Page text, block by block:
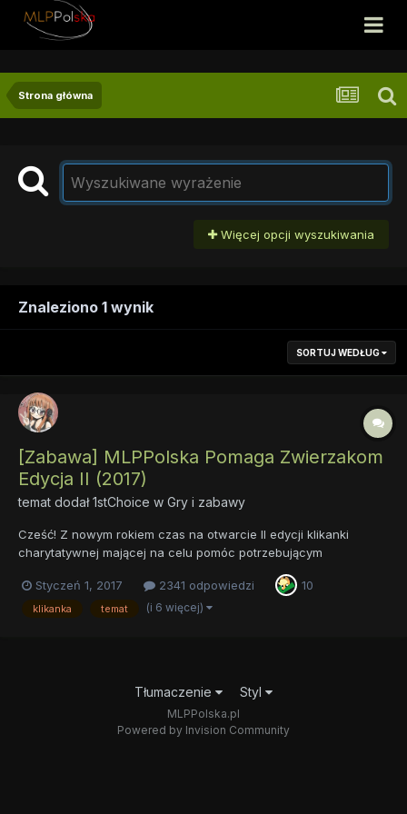
Strona główna
Więcej opcji wyszukiwania
Znaleziono 1 wynik
SORTUJ WEDŁUG
[Zabawa] MLPPolska Pomaga Zwierzakom
Edycja II (2017)
temat dodał1stChoice w Gry i zabawy
Cześć! Z nowym rokiem czas na otwarcie II edycji klikanki
charytatywnej mającej na celu pomóc potrzebującym
października do końca roku pozwolił na uzbieranie kwoty 61 zł!
Udało się nam osiągnąć taki cel w 3 miesiące i mimo, że...
Styczeń 1, 2017 2341 odpowiedzi 10
klikanka temat (i 6 więcej)
Tłumaczenie Styl
MLPPolska.pl
Powered by Invision Community